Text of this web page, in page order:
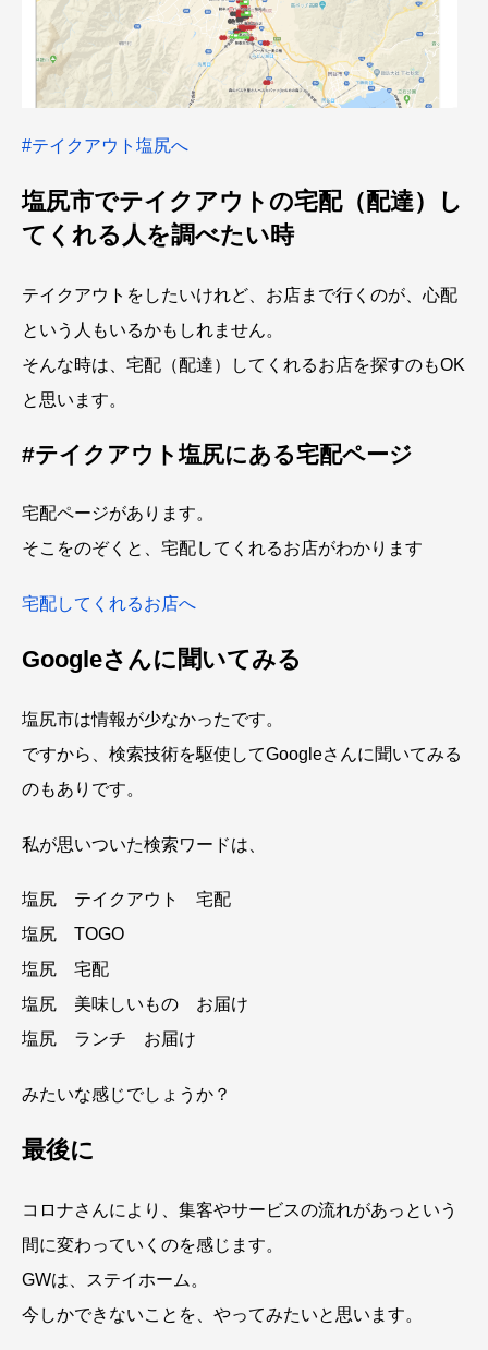
#テイクアウト塩尻へ
塩尻市でテイクアウトの宅配（配達）し
てくれる人を調べたい時
テイクアウトをしたいけれど、お店まで行くのが、心配
という人もいるかもしれません。
そんな時は、宅配（配達）してくれるお店を探すのもOK
と思います。
#テイクアウト塩尻にある宅配ページ
宅配ページがあります。
そこをのぞくと、宅配してくれるお店がわかります
宅配してくれるお店へ
Googleさんに聞いてみる
塩尻市は情報が少なかったです。
ですから、検索技術を駆使してGoogleさんに聞いてみる
のもありです。
私が思いついた検索ワードは、
塩尻 テイクアウト 宅配
塩尻 TOGO
塩尻 宅配
塩尻 美味しいもの お届け
塩尻 ランチ お届け
みたいな感じでしょうか？
最後に
コロナさんにより、集客やサービスの流れがあっという
間に変わっていくのを感じます。
GWは、ステイホーム。
今しかできないことを、やってみたいと思います。